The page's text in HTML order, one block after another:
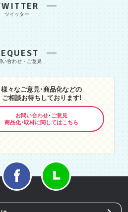
様々なご意見･商品化などの
ご相談お待ちしております!
お問い合わせ･ご意見
商品化･取材に関してはこちら